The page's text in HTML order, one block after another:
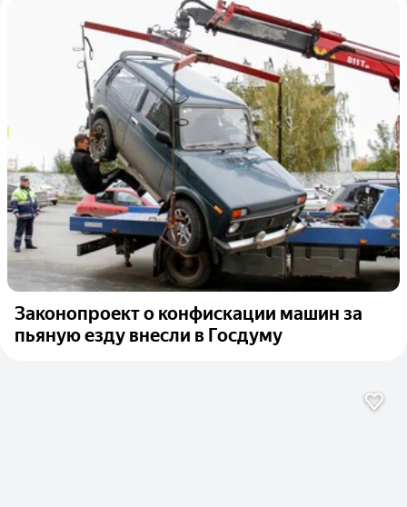
Законопроект о конфискации машин за
пьяную езду внесли в Госдуму